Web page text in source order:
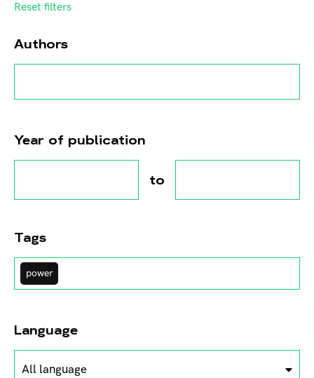
Reset filters
Authors
Year of publication
to
Tags
power
Language
All language